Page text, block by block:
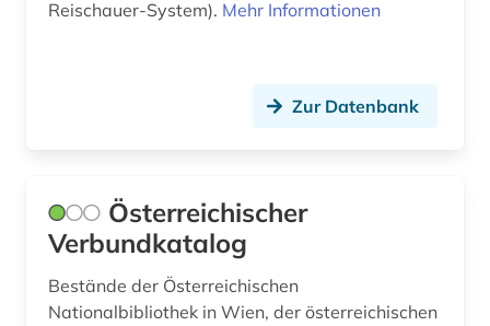
kreis lippe (1)
krleza (1)
Reischauer-System). Mehr Informationen
Zur Datenbank
Österreichischer
Verbundkatalog
Bestände der Österreichischen
Nationalbibliothek in Wien, der österreichischen